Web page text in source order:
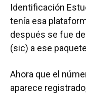
Identificación
tenía esa
después se fue
(sic) a ese
Ahora que el
aparece